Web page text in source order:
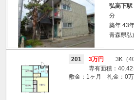
弘高下駅
分
築年 43
青森県
201 3万円 3K（
専有面積：
敷金：1ヶ月 礼金：0